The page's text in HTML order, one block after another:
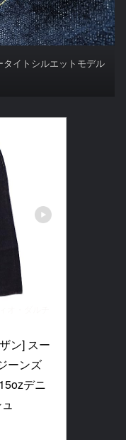
イトシルエットモデル
ン] スー
ーンズ
デニ